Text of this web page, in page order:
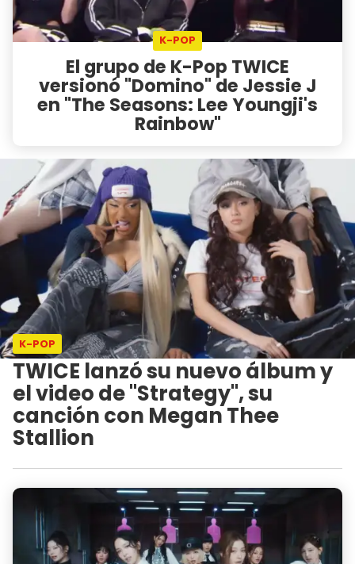
K-POP
El grupo de K-Pop TWICE
versionó "Domino" de Jessie J
en "The Seasons: Lee Youngji's
Rainbow"
K-POP
TWICE lanzó su nuevo álbum y
el video de "Strategy", su
canción con Megan Thee
Stallion